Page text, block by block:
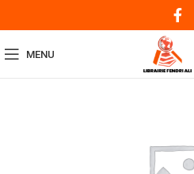
MENU